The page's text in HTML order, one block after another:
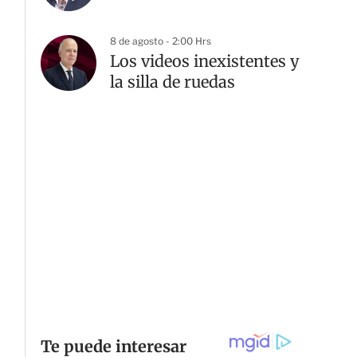
8 de agosto - 2:00 Hrs
Los videos inexistentes y
la silla de ruedas